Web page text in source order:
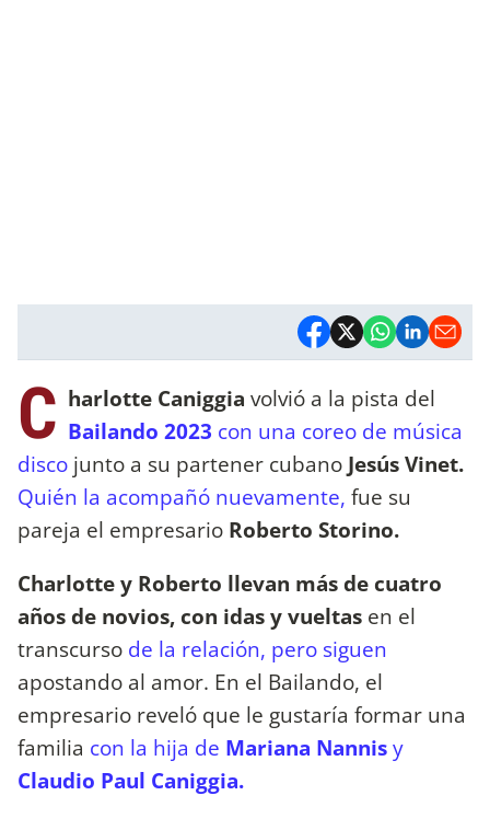
C harlotte Caniggia volvió a la pista del
Bailando 2023 con una coreo de música
disco junto a su partener cubano Jesús Vinet.
Quién la acompañó nuevamente, fue su
pareja el empresario Roberto Storino.
Charlotte y Roberto llevan más de cuatro
años de novios, con idas y vueltas en el
transcurso de la relación, pero siguen
apostando al amor. En el Bailando, el
empresario reveló que le gustaría formar una
familia con la hija de Mariana Nannisy
Claudio Paul Caniggia.